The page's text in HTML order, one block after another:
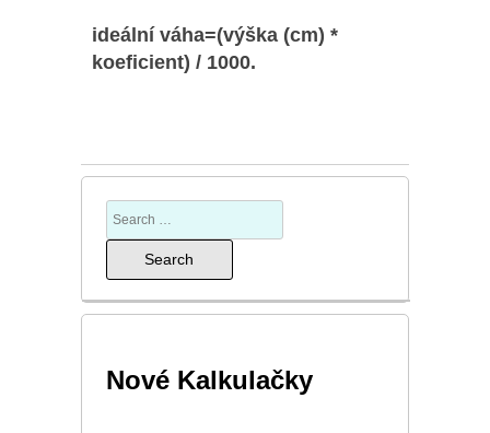
ideální váha=(výška (cm) *
koeficient) / 1000.
Nové Kalkulačky